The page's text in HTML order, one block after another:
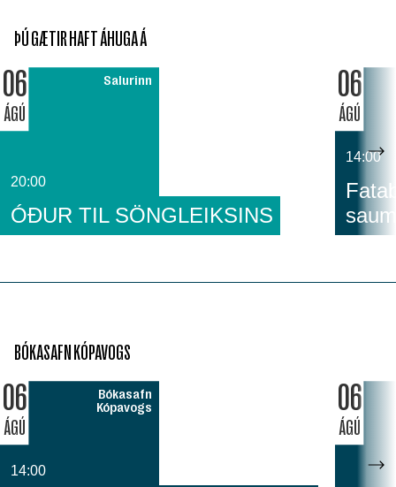
ÞÚ GÆTIR HAFT ÁHUGA Á
06
ÁGÚ
Salurinn
20:00
ÓÐUR TIL SÖNGLEIKSINS
06
ÁGÚ
14:00
BÓKASAFN KÓPAVOGS
06
ÁGÚ
Bókasafn
Kópavogs
14:00
06
ÁGÚ